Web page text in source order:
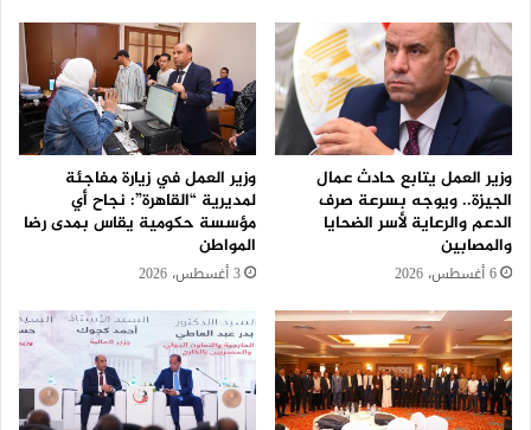
وزير العمل يتابع حادث عمال
الجيزة.. ويوجه بسرعة صرف
الدعم والرعاية لأسر الضحايا
والمصابين
6 أغسطس، 2026
وزير العمل في زيارة مفاجئة
لمديرية “القاهرة”: نجاح أي
مؤسسة حكومية يقاس بمدى رضا
المواطن
3 أغسطس، 2026